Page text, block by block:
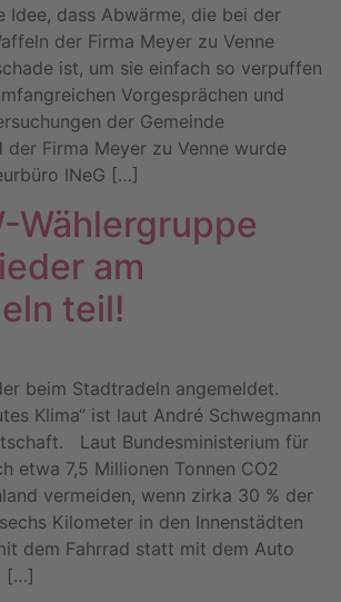
Idee, dass Abwärme, die bei der
der Firma Meyer zu Venne
ist, um sie einfach so verpuffen
Vorgesprächen und
der Gemeinde
der Firma Meyer zu Venne wurde
INeG […]
Wählergruppe
am
teil!
beim Stadtradeln angemeldet.
Klima“ ist laut André Schwegmann
Laut Bundesministerium für
etwa 7,5 Millionen Tonnen CO2
vermeiden, wenn zirka 30 % der
Kilometer in den Innenstädten
dem Fahrrad statt mit dem Auto
[…]